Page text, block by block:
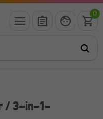
0
/ 3-in-1-